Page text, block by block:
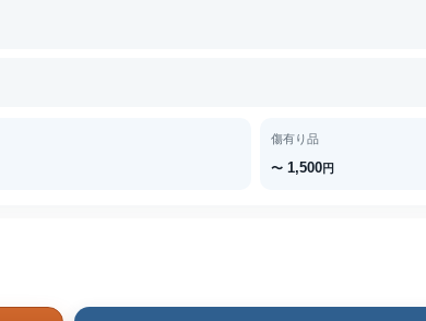
傷有り品
〜 1,500円